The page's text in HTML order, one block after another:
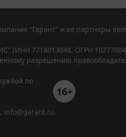
"Гарант" и ее партнеры
(ИНН 7718013048, ОГРН
разрешению
по
16+
info@garant.ru.